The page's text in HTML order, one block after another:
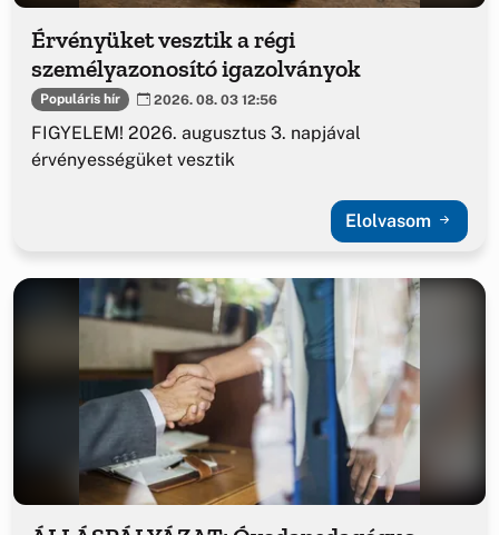
Érvényüket vesztik a régi
személyazonosító igazolványok
Populáris hír 2026. 08. 03 12:56
FIGYELEM! 2026. augusztus 3. napjával
érvényességüket vesztik
Elolvasom